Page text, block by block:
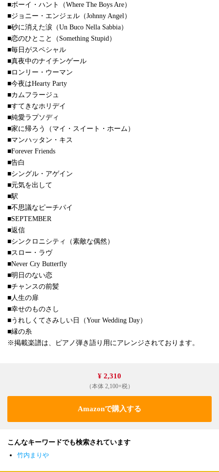
■ボーイ・ハント（Where The Boys Are）
■ジョニー・エンジェル（Johnny Angel）
■砂に消えた涙（Un Buco Nella Sabbia）
■恋のひとこと（Something Stupid）
■毎日がスペシャル
■真夜中のナイチンゲール
■ロンリー・ウーマン
■今夜はHearty Party
■カムフラージュ
■すてきなホリデイ
■純愛ラプソディ
■家に帰ろう（マイ・スイート・ホーム）
■マンハッタン・キス
■Forever Friends
■告白
■シングル・アゲイン
■元気を出して
■駅
■不思議なピーチパイ
■SEPTEMBER
■返信
■シンクロニシティ（素敵な偶然）
■スロー・ラヴ
■Never Cry Butterfly
■明日のない恋
■チャンスの前髪
■人生の扉
■幸せのものさし
■うれしくてさみしい日（Your Wedding Day）
■縁の糸
※掲載楽譜は、ピアノ弾き語り用にアレンジされております。
¥ 2,310
（本体 2,100+税）
Amazonで購入する
こんなキーワードでも検索されています
竹内まりや